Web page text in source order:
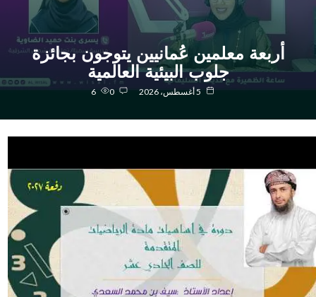
أربعة معلمين عُمانيين يتوجون بجائزة
جلوب البيئية العالمية
6